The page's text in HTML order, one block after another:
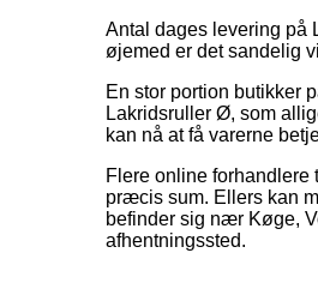
Antal dages levering på
øjemed er det sandelig
En stor portion butikker
Lakridsruller Ø, som
kan nå at få varerne
Flere online forhandlere
præcis sum. Ellers kan
befinder sig nær Køge,
afhentningssted.